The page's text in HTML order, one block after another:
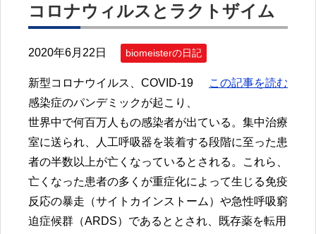
コロナウィルスとラクトザイム
2020年6月22日 biomeisterの日記
この記事を読む
新型コロナウイルス、COVID-19
感染症のパンデミックが起こり、
世界中で何百万人もの感染者が出ている。集中治療
室に送られ、人工呼吸器を装着する段階に至った患
者の半数以上が亡くなっているとされる。これら、
亡くなった患者の多くが重症化によって生じる免疫
反応の暴走（サイトカインストーム）や急性呼吸窮
迫症候群（ARDS）であるととされ、既存薬を転用